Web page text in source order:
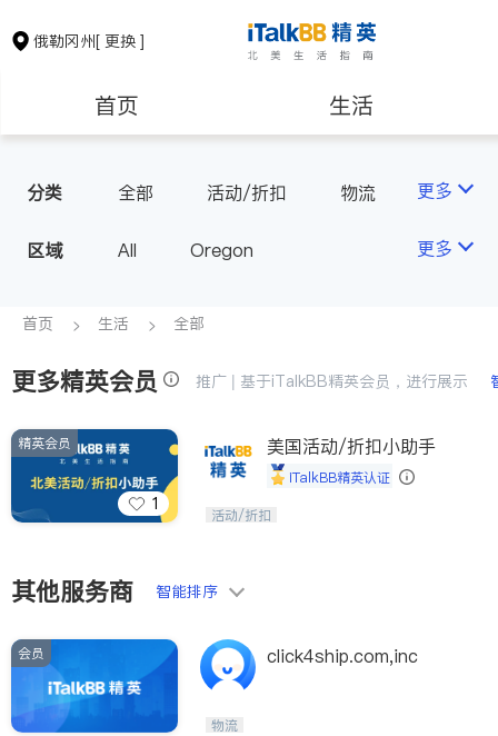
俄勒冈州[ 更换 ]
首页 生活
保险理财
建筑装修
养老 非盈利组织
分类 全部 活动/折扣 物流 更多
区域 All Oregon 更多
首页 生活 全部
更多精英会员 推广 | 基于iTalkBB精英会员，进行展示
1
精英会员 美国活动/折扣小助手
iTalkBB精英认证
iTalkBB精英 官方账号。您的美国生活
利。
活动/折扣
其他服务商 智能排序
会员 click4ship.com,inc
物流